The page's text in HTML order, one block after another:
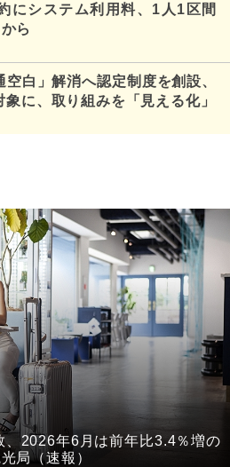
にシステム利用料、1人1区間
ら
空白」解消へ認定制度を創設、
に、取り組みを「見える化」
、2026年6月は前年比3.4％増の
局（速報）